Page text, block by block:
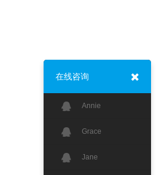
在线咨询
Annie
Grace
Jane